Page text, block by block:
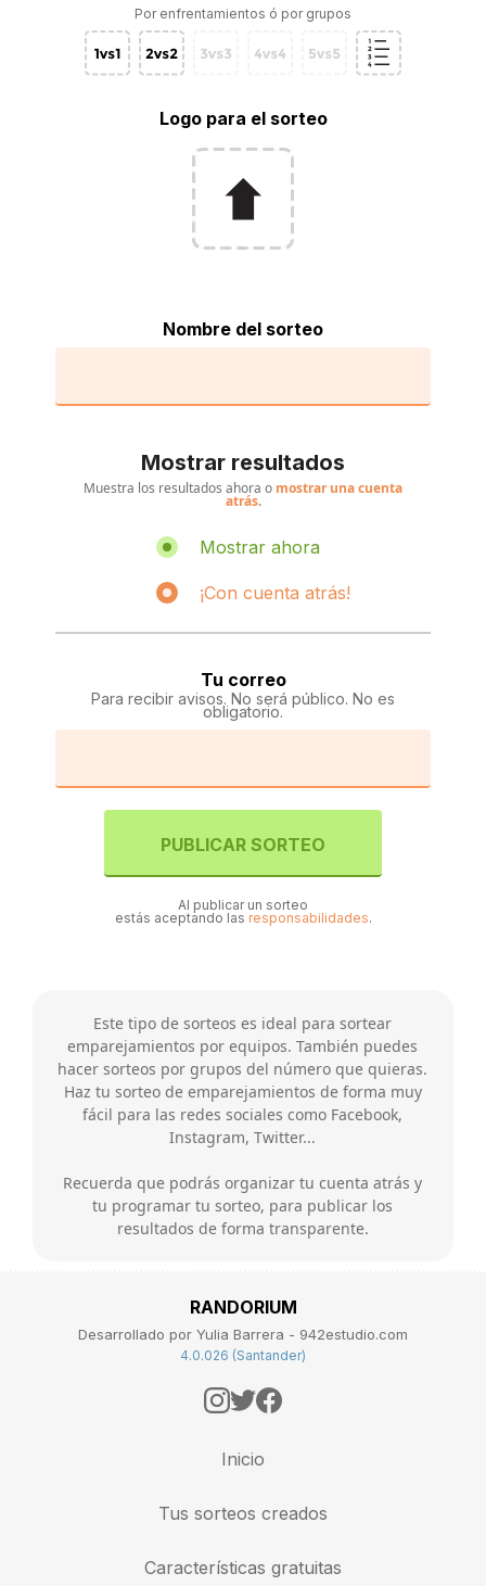
Por enfrentamientos ó por grupos
Logo para el sorteo
Nombre del sorteo
Mostrar resultados
Muestra los resultados ahora o mostrar una cuenta
atrás.
Mostrar ahora
¡Con cuenta atrás!
Tu correo
Para recibir avisos. No será público. No es
obligatorio.
PUBLICAR SORTEO
Al publicar un sorteo
estás aceptando las responsabilidades.
Este tipo de sorteos es ideal para sortear
emparejamientos por equipos. También puedes
hacer sorteos por grupos del número que quieras.
Haz tu sorteo de emparejamientos de forma muy
fácil para las redes sociales como Facebook,
Instagram, Twitter...
Recuerda que podrás organizar tu cuenta atrás y
tu programar tu sorteo, para publicar los
resultados de forma transparente.
RANDORIUM
Desarrollado por Yulia Barrera - 942estudio.com
4.0.026 (Santander)
Inicio
Tus sorteos creados
Características gratuitas